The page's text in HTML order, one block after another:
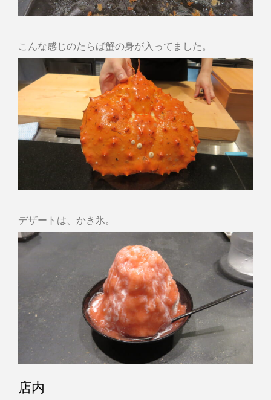
こんな感じのたらば蟹の身が入ってました。
デザートは、かき氷。
店内